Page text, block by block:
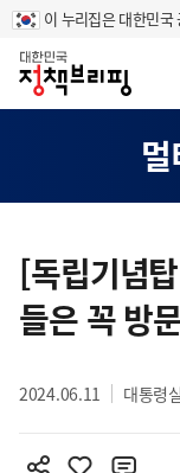
이 누리집은 대한민국
홈
텐
츠
영
[독립기념
들은 꼭 방
2024.06.11 대통령실